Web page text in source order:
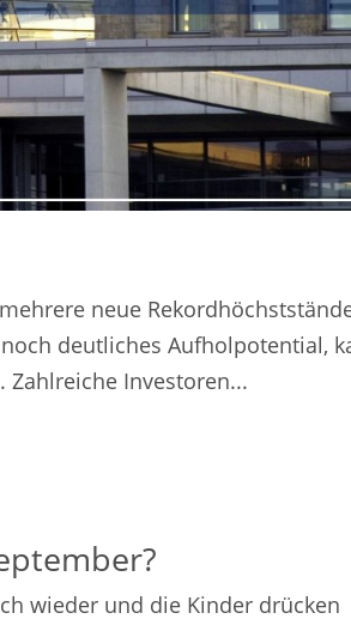
neue
deutliches Aufholpotential,
Zahlreiche Investoren...
wieder und die Kinder drücken